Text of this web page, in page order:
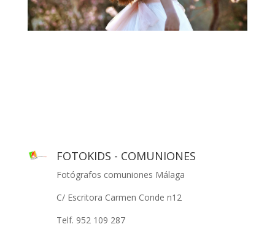
FOTOKIDS - COMUNIONES
Fotógrafos comuniones Málaga
C/ Escritora Carmen Conde n12
Telf. 952 109 287